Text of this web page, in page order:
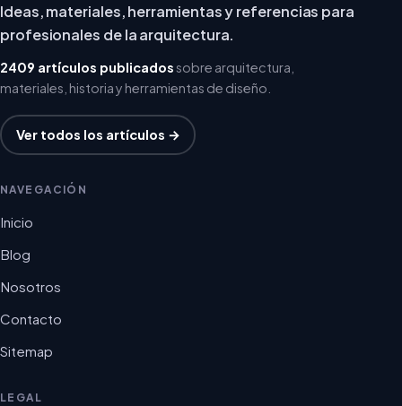
Ideas, materiales, herramientas y referencias para
profesionales de la arquitectura.
2409 artículos publicadossobre arquitectura,
materiales, historia y herramientas de diseño.
Ver todos los artículos →
NAVEGACIÓN
Inicio
Blog
Nosotros
Contacto
Sitemap
LEGAL